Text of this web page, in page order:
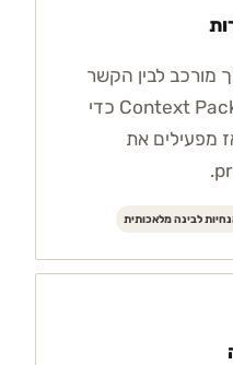
מורכב לבין הקשר
ומקורות. משתמשים בContext Pack כדי
מפעילים את
לבינה מלאכותית